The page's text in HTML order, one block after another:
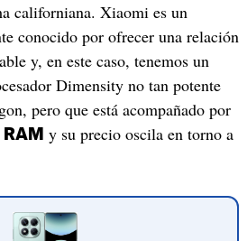
californiana. Xiaomi es un
conocido por ofrecer una relación
y, en este caso, tenemos un
Dimensity no tan potente
pero que está acompañado por
y su precio oscila en torno a